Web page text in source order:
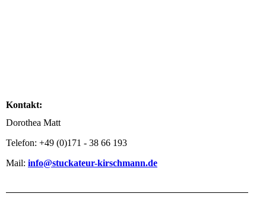
Kontakt:
Dorothea Matt
Telefon: +49 (0)171 - 38 66 193
Mail: info@stuckateur-kirschmann.de